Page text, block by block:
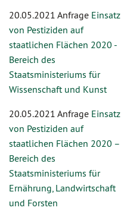
20.05.2021 Anfrage Einsatz
von Pestiziden auf
staatlichen Flächen 2020 -
Bereich des
Staatsministeriums für
Wissenschaft und Kunst
20.05.2021 Anfrage Einsatz
von Pestiziden auf
staatlichen Flächen 2020 –
Bereich des
Staatsministeriums für
Ernährung, Landwirtschaft
und Forsten